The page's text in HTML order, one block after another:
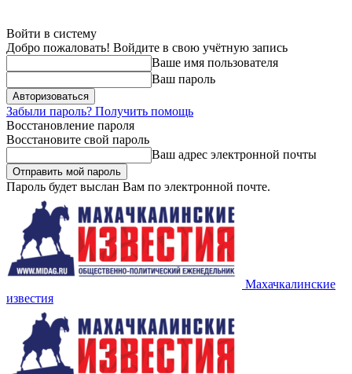
Войти в систему
Добро пожаловать! Войдите в свою учётную запись
Ваше имя пользователя
Ваш пароль
Забыли пароль? Получить помощь
Восстановление пароля
Восстановите свой пароль
Ваш адрес электронной почты
Пароль будет выслан Вам по электронной почте.
Махачкалинские
известия